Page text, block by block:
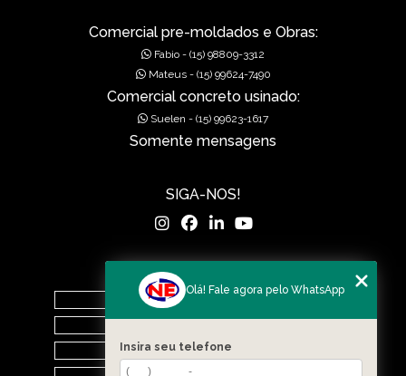
Comercial pre-moldados e Obras:
Fabio - (15) 98809-3312
Mateus - (15) 99624-7490
Comercial concreto usinado:
Suelen - (15) 99623-1617
Somente mensagens
SIGA-NOS!
MENU
Nova Era Concreto
Olá! Fale agora pelo WhatsApp
Insira seu telefone